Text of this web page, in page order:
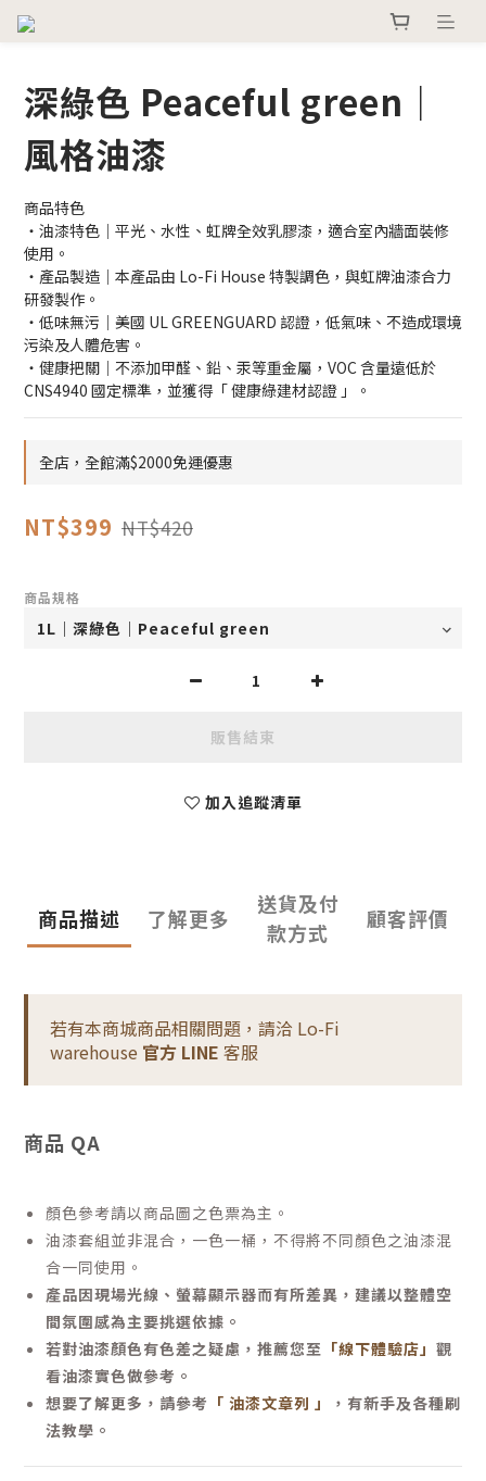
深綠色 Peaceful green｜
風格油漆
商品特色
・油漆特色｜平光、水性、虹牌全效乳膠漆，適合室內牆面裝修
使用。
・產品製造｜本產品由 Lo-Fi House 特製調色，與虹牌油漆合力
研發製作。
・低味無污｜美國 UL GREENGUARD 認證，低氣味、不造成環境
污染及人體危害。
・健康把關｜不添加甲醛、鉛、汞等重金屬，VOC 含量遠低於
CNS4940 國定標準，並獲得「 健康綠建材認證 」。
全店，全館滿$2000免運優惠
NT$399 NT$420
商品規格
販售結束
加入追蹤清單
商品描述 了解更多
送貨及付
款方式
顧客評價
若有本商城商品相關問題，請洽 Lo-Fi
warehouse 官方 LINE 客服
商品 QA
顏色參考請以商品圖之色票為主。
油漆套組並非混合，一色一桶，不得將不同顏色之油漆混
合一同使用。
產品因現場光線、螢幕顯示器而有所差異，建議以整體空
間氛圍感為主要挑選依據。
若對油漆顏色有色差之疑慮，推薦您至 「線下體驗店」 觀
看油漆實色做參考。
想要了解更多，請參考 「 油漆文章列 」
，有新手及各種刷
法教學。